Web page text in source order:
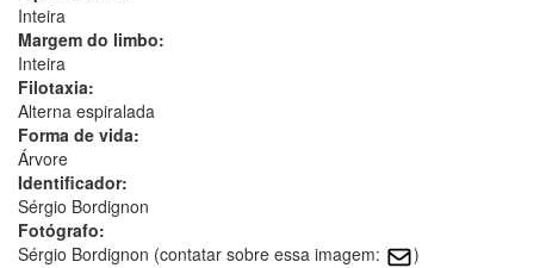
Inteira
Margem do limbo:
Inteira
Filotaxia:
Alterna espiralada
Forma de vida:
Árvore
Identificador:
Sérgio Bordignon
Fotógrafo:
Sérgio Bordignon (contatar sobre essa imagem:
)